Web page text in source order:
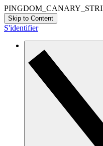
Skip to Content
S'identifier